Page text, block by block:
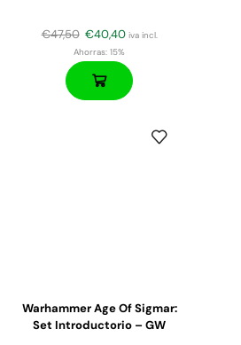
€47,50 €40,40 iva incl.
Ahorras: 15%
Warhammer Age Of Sigmar:
Set Introductorio – GW